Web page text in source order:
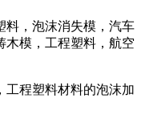
料，泡沫消失模，汽车
木模，工程塑料，航空
工程塑料材料的泡沫加